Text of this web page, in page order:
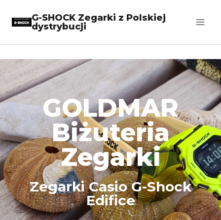
G-SHOCK Zegarki z Polskiej
dystrybucji
GOLDMAR
Biżuteria
Zegarki
Zegarki Casio G-Shock
Edifice